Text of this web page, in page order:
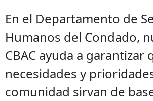
En el Departamento de
Humanos del Condado,
CBAC ayuda a garantizar
necesidades y
comunidad sirvan de